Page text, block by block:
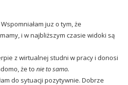
juz o tym, że
i w najbliższym czasie widoki są
z wirtualnej studni w pracy i donosi
że to nie to samo.
do sytuacji pozytywnie. Dobrze